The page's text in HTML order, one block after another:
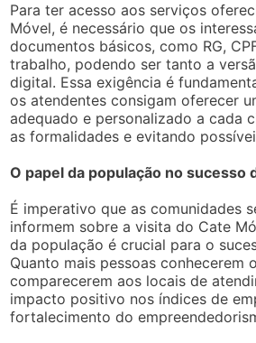
Para ter acesso aos serviços
Móvel, é necessário que os
documentos básicos, como RG,
trabalho, podendo ser tanto a
digital. Essa exigência é
os atendentes consigam oferecer
adequado e personalizado a cada
as formalidades e evitando
O papel da população no sucesso
É imperativo que as comunidades
informem sobre a visita do Cate
da população é crucial para o
Quanto mais pessoas conhecerem
comparecerem aos locais de
impacto positivo nos índices de
fortalecimento do